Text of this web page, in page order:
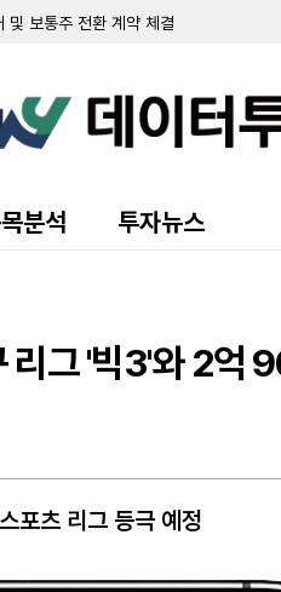
매각 추진
'이페트로반' 중심 희귀질환 치료제 개
장내 매수…지분율 13.9%로 확대
1427만 달러 기록
24% 증가
32.4%로 대폭 개선
발행 완료
분석 투자뉴스
그 '빅3'와 2억
포츠 리그 등극 예정